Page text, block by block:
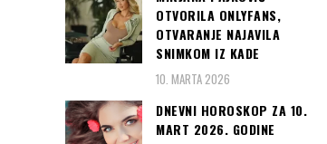
OTVORILA ONLYFANS,
OTVARANJE NAJAVILA
SNIMKOM IZ KADE
10. MARTA 2026
DNEVNI HOROSKOP ZA 10.
MART 2026. GODINE